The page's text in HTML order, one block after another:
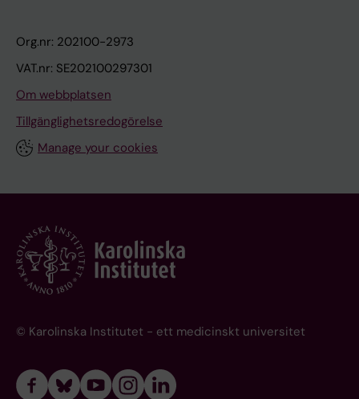
Org.nr: 202100-2973
VAT.nr: SE202100297301
Om webbplatsen
Tillgänglighetsredogörelse
Manage your cookies
© Karolinska Institutet - ett medicinskt universitet